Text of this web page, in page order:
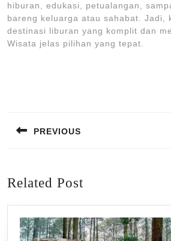
hiburan, edukasi, petualangan,
bareng keluarga atau sahabat. Jadi,
destinasi liburan yang komplit dan
Wisata jelas pilihan yang tepat.
PREVIOUS
Related Post